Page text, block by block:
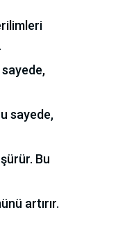
sayede,
Bu
artırır.